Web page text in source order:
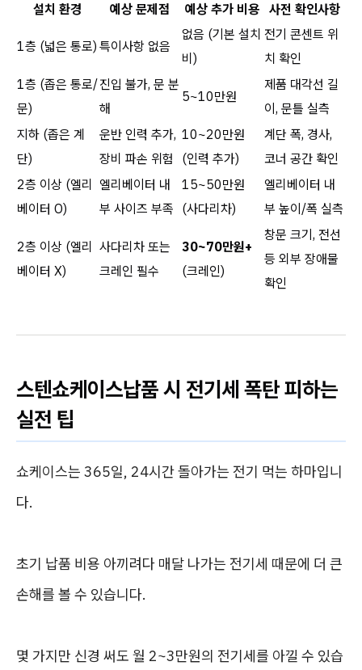
설치 환경 예상 문제점 예상 추가 비용 사전 확인사항
1층 (넓은 통로) 특이사항 없음
없음 (기본 설치
비)
전기 콘센트 위
치 확인
1층 (좁은 통로/
문)
진입 불가, 문 분
해
5~10만원
제품 대각선 길
이, 문틀 실측
지하 (좁은 계
단)
운반 인력 추가,
장비 파손 위험
10~20만원
(인력 추가)
계단 폭, 경사,
코너 공간 확인
2층 이상 (엘리
베이터 O)
엘리베이터 내
부 사이즈 부족
15~50만원
(사다리차)
엘리베이터 내
부 높이/폭 실측
2층 이상 (엘리
베이터 X)
사다리차 또는
크레인 필수
30~70만원+
(크레인)
창문 크기, 전선
등 외부 장애물
확인
스텐쇼케이스납품 시 전기세 폭탄 피하는
실전 팁
쇼케이스는 365일, 24시간 돌아가는 전기 먹는 하마입니
다.
초기 납품 비용 아끼려다 매달 나가는 전기세 때문에 더 큰
손해를 볼 수 있습니다.
몇 가지만 신경 써도 월 2~3만원의 전기세를 아낄 수 있습